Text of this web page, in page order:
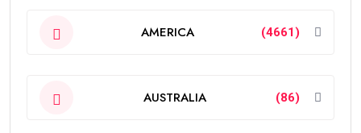
AMERICA (4661)
AUSTRALIA (86)